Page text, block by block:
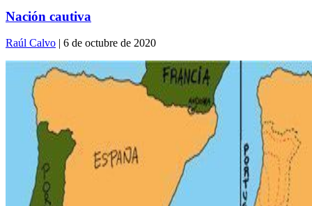
Nación cautiva
Raúl Calvo | 6 de octubre de 2020